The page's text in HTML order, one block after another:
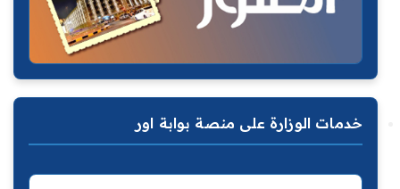
خدمات الوزارة على منصة بوابة اور